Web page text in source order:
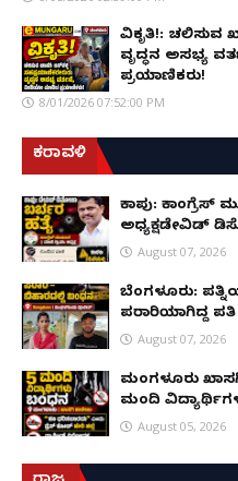
ವಿಕೃತಿ!: ಚಲಿಸುವ
ವೃದ್ಧನ ಅಸಭ್ಯ
ಪ್ರಯಾಣಿಕರು!
8/01/2026 07:52:00 PM
ಕರಾವಳಿ
ಕಾಪು: ಕಾಂಗ್ರೆಸ್
ಅಧ್ಯಕ್ಷಡೇವಿಡ್
August 07, 2026
ಬೆಂಗಳೂರು:
ಪರಾರಿಯಾಗಿದ್ದ
August 07, 2026
ಮಂಗಳೂರು
ಮಂದಿ
August 05, 2026